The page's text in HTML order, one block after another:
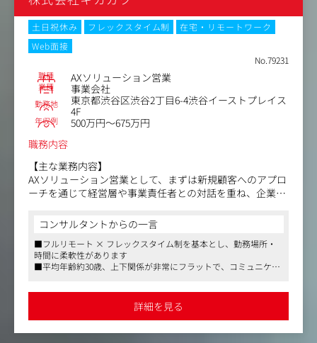
・フィールドセールス（商談の実施）
・営業資料の作成
・営業戦略について事業責任者とのディスカッション
■マネジメント業務（半年～1年後を目安に担当予定）
・複数ポジションを進行しながら、チームマネジメントに
挑戦
【キャリアパス】
入社後はまず採用コンサルティング業務を通じて、クライ
アントとの信頼関係を構築し、プロジェクトを成功に導く
案を通じてビジネス全体を俯瞰する視点を養い、最終的に
はチームを率いるマネジメントポジションへとステップア
ップしていただきます。
戦略的思考を持ち、クライアントの課題解決に情熱を注げ
る方
チームでの協働を大切にし、リーダーシップを発揮できる
方
【仕事内容（変更の範囲）】会社の定める業務
土日祝休み フレックスタイム制
在宅・リモートワーク
Web面接
No.79231
職種 AXソリューション営業
業種 事業会社
勤務地
東京都渋谷区渋谷2丁目6-4渋谷イーストプレイス
4F
年収例
500万円～675万円
職務内容
【主な業務内容】
AXソリューション営業として、まずは新規顧客へのアプロ
ーチを通じて経営層や事業責任者との対話を重ね、企業が
きます。そのうえで、当社が展開する「AIエージェントプ
ラットフォーム（2025年10月リリース予定の新規SaaSプロ
ダクト）」「AIシステム受託開発」「内製化・運用支援プ
ログラム」という3つの主要サービスを組み合わせ、顧客
にとって最適な解決策を提案します。提案段階ではプロジ
も踏まえた高品質なソリューションを構築します。提案後
は契約・クロージングまでを一貫して推進するとともに、
コンサルタントからの一言
■フルリモート × フレックスタイム制を基本とし、勤務場所・
時間に柔軟性があります
■平均年齢約30歳、上下関係が非常にフラットで、コミュニケー
詳細を見る